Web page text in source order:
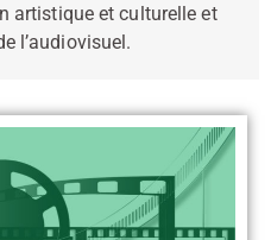
artistique et culturelle et
l’audiovisuel.